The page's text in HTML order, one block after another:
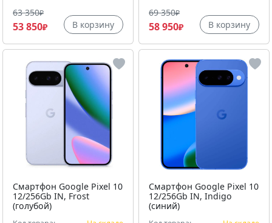
63 350₽
53 850₽ В корзину
69 350₽
58 950₽ В корзину
Смартфон Google Pixel 10
12/256Gb IN, Frost
(голубой)
Смартфон Google Pixel 10
12/256Gb IN, Indigo
(синий)